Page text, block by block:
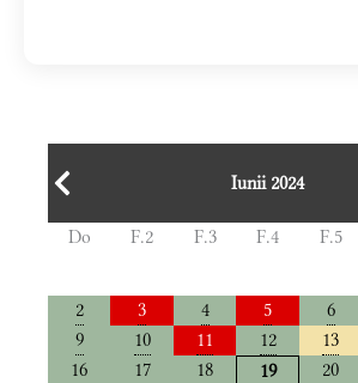
Iunii 2024
Do F.2 F.3 F.4 F.5
2
3 4 5 6
9
10 11 12 13
16
17 18 19 20